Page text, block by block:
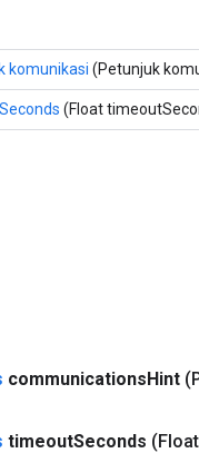
komunikasi (Petunjuk
(Float
communicationsHint
timeoutSeconds